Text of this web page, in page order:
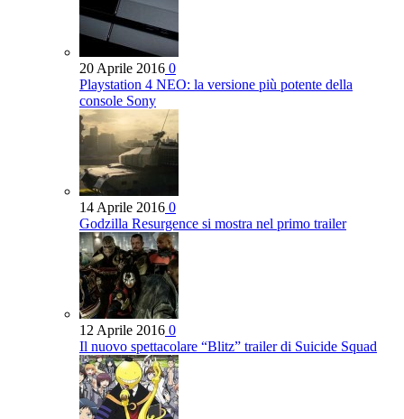
20 Aprile 2016 0
Playstation 4 NEO: la versione più potente della
console Sony
14 Aprile 2016 0
Godzilla Resurgence si mostra nel primo trailer
12 Aprile 2016 0
Il nuovo spettacolare “Blitz” trailer di Suicide Squad